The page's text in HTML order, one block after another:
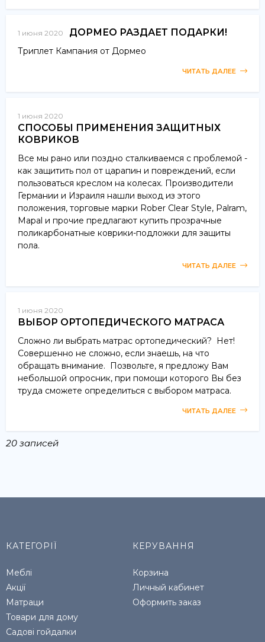
1 июня 2020 ДОРМЕО РАЗДАЕТ ПОДАРКИ!
Триплет Кампания от Дормео
ЧИТАТЬ ДАЛЕЕ
1 июня 2020
СПОСОБЫ ПРИМЕНЕНИЯ ЗАЩИТНЫХ
КОВРИКОВ
Все мы рано или поздно сталкиваемся с проблемой -
как защитить пол от царапин и повреждений, если
пользоваться креслом на колесах. Производители
Германии и Израиля нашли выход из этого
положения, торговые марки Rober Clear Style, Palram,
Mapal и прочие предлагают купить прозрачные
поликарбонатные коврики-подложки для защиты
пола.
ЧИТАТЬ ДАЛЕЕ
1 июня 2020
ВЫБОР ОРТОПЕДИЧЕСКОГО МАТРАСА
Сложно ли выбрать матрас ортопедический? Нет!
Совершенно не сложно, если знаешь, на что
обращать внимание. Позвольте, я предложу Вам
небольшой опросник, при помощи которого Вы без
труда сможете определиться с выбором матраса.
ЧИТАТЬ ДАЛЕЕ
20 записей
КАТЕГОРІЇ
Меблі
Акції
Матраци
Товари для дому
Садові гойдалки
КЕРУВАННЯ
Корзина
Личный кабинет
Оформить заказ